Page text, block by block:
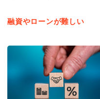
融資やローンが難しい